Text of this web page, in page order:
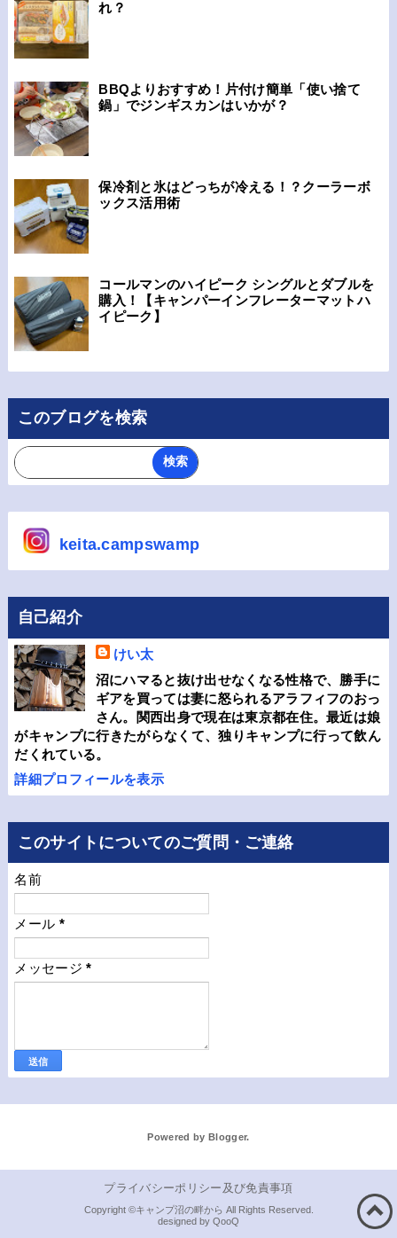
れ？
BBQよりおすすめ！片付け簡単「使い捨て
鍋」でジンギスカンはいかが？
保冷剤と氷はどっちが冷える！？クーラーボ
ックス活用術
コールマンのハイピーク シングルとダブルを
購入！【キャンパーインフレーターマットハ
イピーク】
このブログを検索
keita.campswamp
自己紹介
けい太
沼にハマると抜け出せなくなる性格で、勝手に
ギアを買っては妻に怒られるアラフィフのおっ
さん。関西出身で現在は東京都在住。最近は娘
がキャンプに行きたがらなくて、独りキャンプに行って飲ん
だくれている。
詳細プロフィールを表示
このサイトについてのご質問・ご連絡
名前
メール *
メッセージ*
Powered by Blogger.
プライバシーポリシー及び免責事項
キャンプ沼の畔から
QooQ